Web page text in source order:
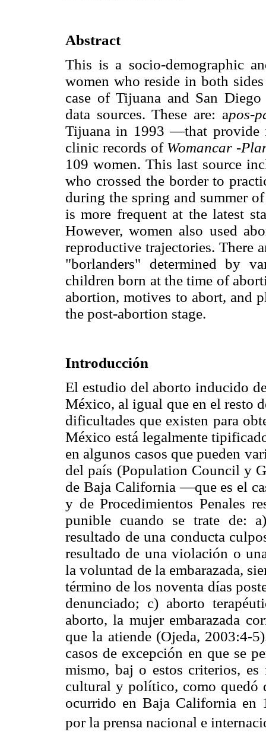
Abstract
This is a socio-demographic
women who reside in both
case of Tijuana and San
data sources. These are: apos-
Tijuana in 1993 —that
clinic records of Womancar -
109 women. This last source
who crossed the border to
during the spring and summer
is more frequent at the latest
However, women also used
reproductive trajectories. There
"borlanders" determined by
children born at the time of
abortion, motives to abort, and
the post-abortion stage.
Introducción
El estudio del aborto inducido
México, al igual que en el resto
dificultades que existen para
México está legalmente
en algunos casos que pueden
del país (Population Council y
de Baja California —que es el
y de Procedimientos Penales
punible cuando se trate de:
resultado de una conducta
resultado de una violación o
la voluntad de la embarazada,
término de los noventa días
denunciado; c) aborto
aborto, la mujer embarazada
que la atiende (Ojeda, 2003:4-
casos de excepción en que se
mismo, baj o estos criterios,
cultural y político, como quedó
ocurrido en Baja California en
por la prensa nacional e